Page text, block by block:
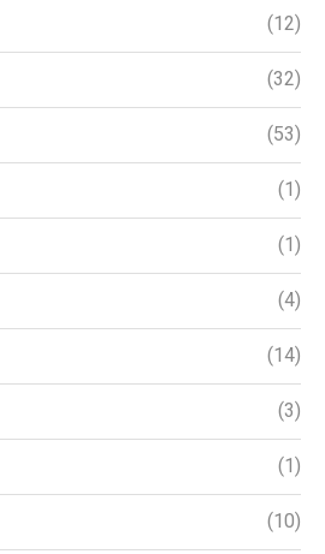
(12)
(32)
(53)
(1)
(1)
(4)
(14)
(3)
(1)
(10)